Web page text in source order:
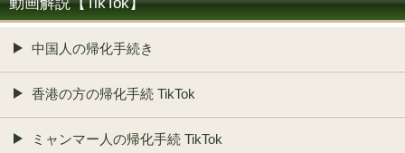
動画解説【TikTok】
中国人の帰化手続き
香港の方の帰化手続 TikTok
ミャンマー人の帰化手続 TikTok